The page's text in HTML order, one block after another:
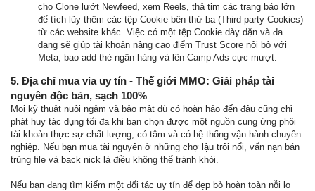
cho Clone lướt Newfeed, xem Reels, thả tim các trang báo lớn
để tích lũy thêm các tệp Cookie bên thứ ba (Third-party Cookies)
từ các website khác. Việc có một tệp Cookie dày dặn và đa
dạng sẽ giúp tài khoản nâng cao điểm Trust Score nội bộ với
Meta, bao add thẻ ngân hàng và lên Camp Ads cực mượt.
5. Địa chỉ mua via uy tín - Thế giới MMO: Giải pháp tài
nguyên độc bản, sạch 100%
Mọi kỹ thuật nuôi ngâm và bảo mật dù có hoàn hảo đến đâu cũng chỉ
phát huy tác dụng tối đa khi bạn chọn được một nguồn cung ứng phôi
tài khoản thực sự chất lượng, có tâm và có hệ thống vận hành chuyên
nghiệp. Nếu bạn mua tài nguyên ở những chợ lậu trôi nổi, vấn nạn bán
trùng file và back nick là điều không thể tránh khỏi.
Nếu bạn đang tìm kiếm một đối tác uy tín để dẹp bỏ hoàn toàn nỗi lo